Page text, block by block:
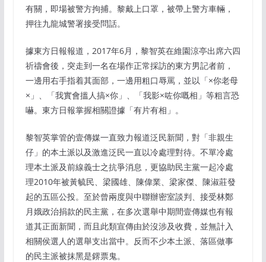
有關，即場被警方拘捕。黎戴上口罩，被帶上警方車輛，
押往九龍城警署接受問話。
據東方日報報道，2017年6月，黎智英在維園涼亭出席六四
祈禱會後，突走到一名在場作正常採訪的東方男記者前，
一邊用右手指着其面部，一邊用粗口辱罵，並以「×你老母
×」、「我實會搵人搞×你」、「我影×咗你嘅相」等粗言恐
嚇。東方日報掌握相關證據「有片有相」。
黎智英掌管的壹傳媒一直致力報道泛民新聞，對「非親生
仔」的本土派以及激進泛民一直以冷處理對待。不單冷處
理本土派及前線義士之抗爭消息，更協助民主黨一起冷處
理2010年被黃毓民、梁國雄、陳偉業、梁家傑、陳淑莊發
起的五區公投。至於曾兩度與中聯辦密室談判、接受林鄭
月娥政治捐款的民主黨，在多次選舉中期間壹傳媒也有報
道其正面新聞，而且此類宣傳由於沒涉及收費，並無計入
相關侯選人的選舉支出當中。反而不少本土派、落區做事
的民主派被抹黑是鎅票鬼。